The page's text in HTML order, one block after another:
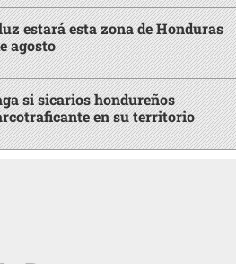
estará esta zona de Honduras
agosto
si sicarios hondureños
en su territorio